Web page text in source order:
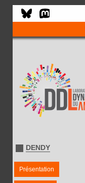
DENDY
Présentation